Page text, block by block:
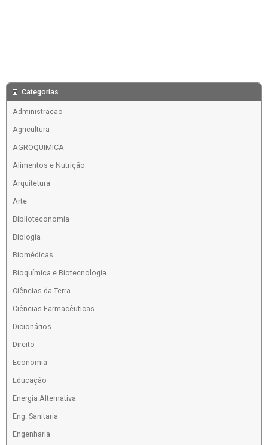
Categorias
Administracao
Agricultura
AGROQUIMICA
Alimentos e Nutrição
Arquitetura
Arte
Biblioteconomia
Biologia
Biomédicas
Bioquímica e Biotecnologia
Ciências da Terra
Ciências Farmacêuticas
Dicionários
Direito
Economia
Educação
Energia Alternativa
Eng. Sanitaria
Engenharia